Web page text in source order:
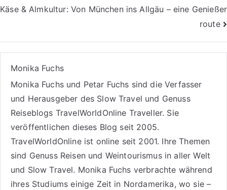
Käse & Almkultur: Von München ins Allgäu – eine Genießer
route
Monika Fuchs
Monika Fuchs und Petar Fuchs sind die Verfasser
und Herausgeber des Slow Travel und Genuss
Reiseblogs TravelWorldOnline Traveller. Sie
veröffentlichen dieses Blog seit 2005.
TravelWorldOnline ist online seit 2001. Ihre Themen
sind Genuss Reisenund Weintourismusin aller Welt
und Slow Travel. Monika Fuchs verbrachte während
ihres Studiums einige Zeit in Nordamerika, wo sie –